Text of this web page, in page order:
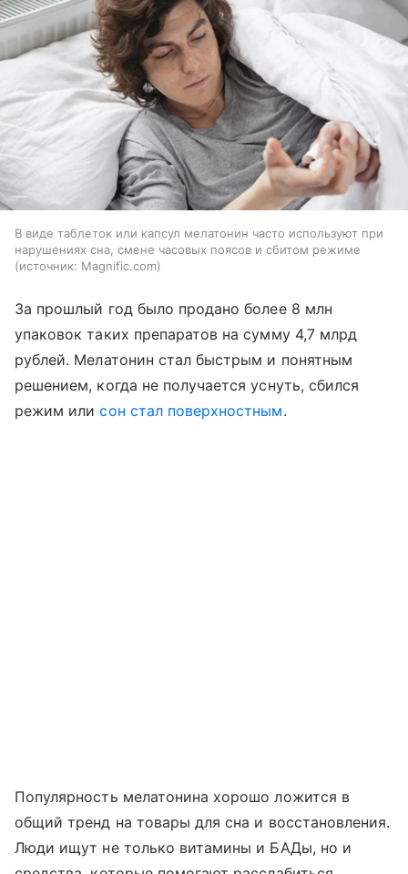
В виде таблеток или капсул мелатонин часто используют при
нарушениях сна, смене часовых поясов и сбитом режиме
источник: Magnific.com
За прошлый год было продано более 8 млн
упаковок таких препаратов на сумму 4,7 млрд
рублей. Мелатонин стал быстрым и понятным
решением, когда не получается уснуть, сбился
режим илисон стал поверхностным.
Популярность мелатонина хорошо ложится в
общий тренд на товары для сна и восстановления.
Люди ищут не только витамины и БАДы, но и